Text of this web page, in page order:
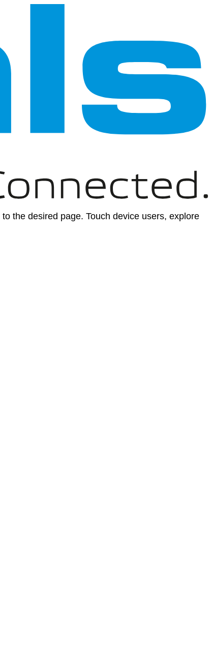
the desired page. Touch device users, explore